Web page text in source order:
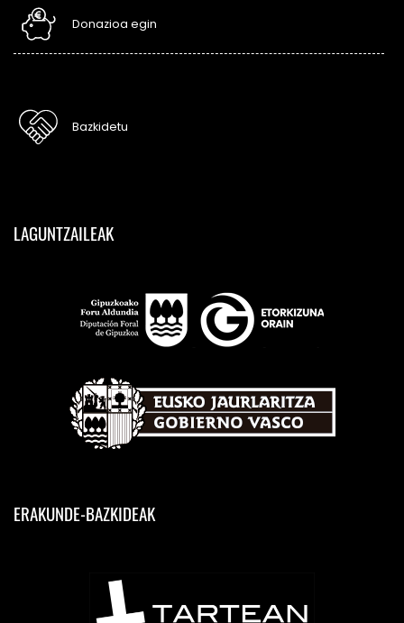
Donazioa egin
Bazkidetu
LAGUNTZAILEAK
ERAKUNDE-BAZKIDEAK